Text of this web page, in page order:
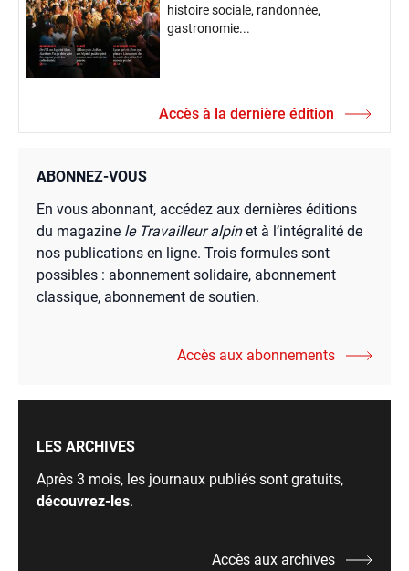
histoire sociale, randonnée,
gastronomie...
Accès à la dernière édition
ABONNEZ-VOUS
En vous abonnant, accédez aux dernières éditions
du magazine le Travailleur alpinet à l’intégralité de
nos publications en ligne. Trois formules sont
possibles : abonnement solidaire, abonnement
classique, abonnement de soutien.
Accès aux abonnements
LES ARCHIVES
Après 3 mois, les journaux publiés sont gratuits,
découvrez-les.
Accès aux archives